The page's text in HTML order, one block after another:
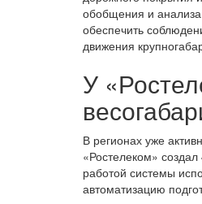
обобщения и
обеспечить
движения
У
В регионах уже
«Ростелеком»
работой системы
автоматизацию